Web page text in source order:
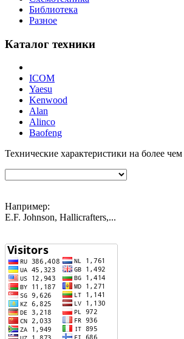
Библиотека
Разное
Каталог техники
ICOM
Yaesu
Kenwood
Alan
Alinco
Baofeng
Технические характеристики на более чем
Например:
E.F. Johnson, Hallicrafters,...